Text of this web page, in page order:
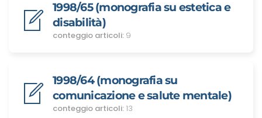
1998/65 (monografia su estetica e
disabilità)
conteggio articoli: 9
1998/64 (monografia su
comunicazione e salute mentale)
conteggio articoli: 13